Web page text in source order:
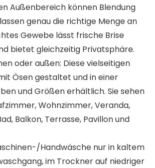
Außenbereich können Blendung
genau die richtige Menge an
Gewebe lässt frische Brise
bietet gleichzeitig Privatsphäre.
oder außen: Diese vielseitigen
Ösen gestaltet und in einer
und Größen erhältlich. Sie sehen
Wohnzimmer, Veranda,
Balkon, Terrasse, Pavillon und
Handwäsche nur in kaltem
im Trockner auf niedriger